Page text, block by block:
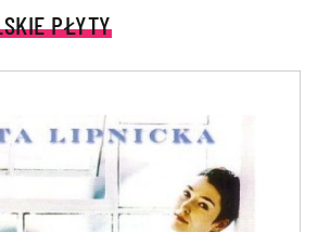
PŁYTY